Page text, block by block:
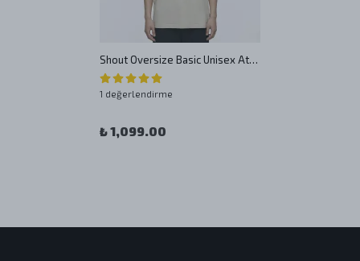
Shout Oversize Basic Unisex Atlet
1 değerlendirme
₺ 1,099.00